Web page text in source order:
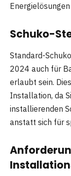
Schuko-
Standard-
2024 auch für
erlaubt sein.
Installation, da
installierenden
anstatt sich für